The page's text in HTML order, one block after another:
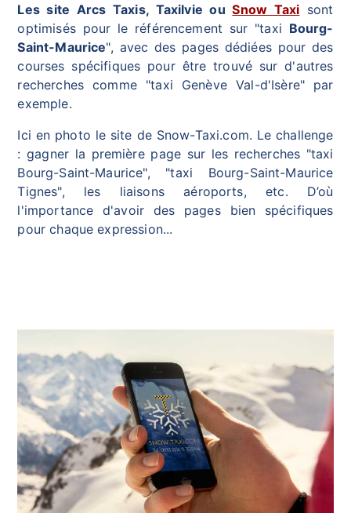
Les site Arcs Taxis, Taxilvie ouSnow Taxi sont
optimisés pour le référencement sur "taxi Bourg-
Saint-Maurice", avec des pages dédiées pour des
courses spécifiques pour être trouvé sur d'autres
recherches comme "taxi Genève Val-d'Isère" par
exemple.
Ici en photo le site de Snow-Taxi.com. Le challenge
: gagner la première page sur les recherches "taxi
Bourg-Saint-Maurice", "taxi Bourg-Saint-Maurice
Tignes", les liaisons aéroports, etc. D’où
l'importance d'avoir des pages bien spécifiques
pour chaque expression...